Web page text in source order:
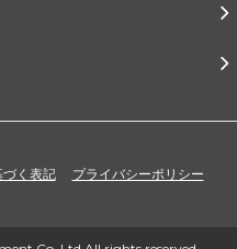
く表記 プライバシーポリシー